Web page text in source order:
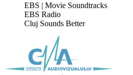
EBS | Movie Soundtracks
EBS Radio
Cluj Sounds Better